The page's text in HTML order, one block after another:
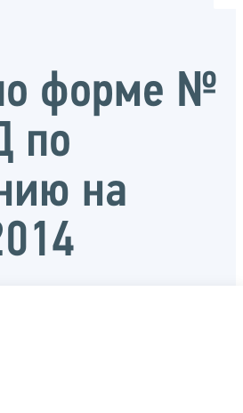
форме №
по
на